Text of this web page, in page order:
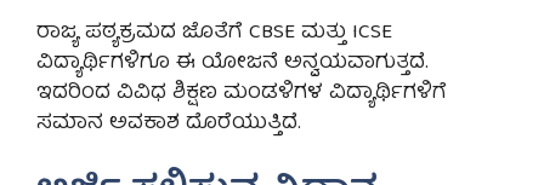
ರಾಜ್ಯ ಪಠ್ಯಕ್ರಮದ ಜೊತೆಗೆ CBSE ಮತ್ತು ICSE
ವಿದ್ಯಾರ್ಥಿಗಳಿಗೂ ಈ ಯೋಜನೆ ಅನ್ವಯವಾಗುತ್ತದೆ.
ಇದರಿಂದ ವಿವಿಧ ಶಿಕ್ಷಣ ಮಂಡಳಿಗಳ ವಿದ್ಯಾರ್ಥಿಗಳಿಗೆ
ಸಮಾನ ಅವಕಾಶ ದೊರೆಯುತ್ತಿದೆ.